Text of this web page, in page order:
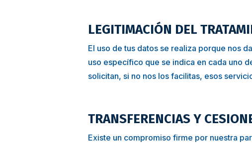
LEGITIMACIÓN DEL
El uso de tus datos se realiza porque nos
uso específico que se indica en cada uno
solicitan, si no nos los facilitas, esos
TRANSFERENCIAS Y
Existe un compromiso firme por nuestra